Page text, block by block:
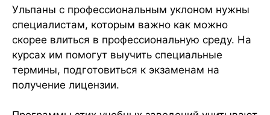
Ульпаны с профессиональным уклоном нужны
специалистам, которым важно как можно
скорее влиться в профессиональную среду. На
курсах им помогут выучить специальные
термины, подготовиться к экзаменам на
получение лицензии.